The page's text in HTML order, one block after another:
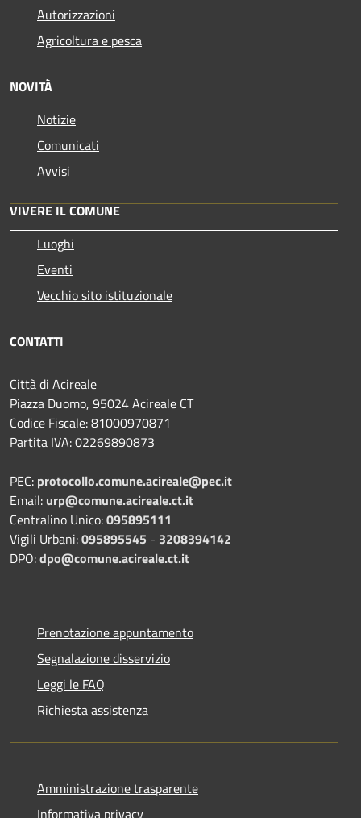
Autorizzazioni
Agricoltura e pesca
NOVITÀ
Notizie
Comunicati
Avvisi
VIVERE IL COMUNE
Luoghi
Eventi
Vecchio sito istituzionale
CONTATTI
Città di Acireale
Piazza Duomo, 95024 Acireale CT
Codice Fiscale: 81000970871
Partita IVA: 02269890873
PEC: protocollo.comune.acireale@pec.it
Email: urp@comune.acireale.ct.it
Centralino Unico:095895111
Vigili Urbani:095895545 - 3208394142
DPO:dpo@comune.acireale.ct.it
Prenotazione appuntamento
Segnalazione disservizio
Leggi le FAQ
Richiesta assistenza
Amministrazione trasparente